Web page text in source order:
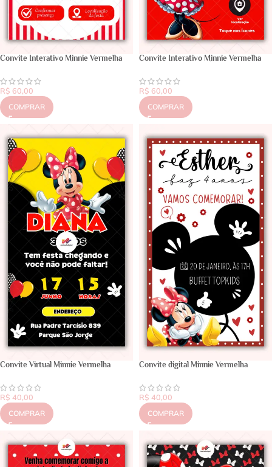
Convite Interativo Minnie Vermelha
R$ 60,00
COMPRAR
Convite Interativo Minnie Vermelha
R$ 60,00
COMPRAR
Convite Virtual Minnie Vermelha
R$ 40,00
COMPRAR
Convite digital Minnie Vermelha
R$ 40,00
COMPRAR